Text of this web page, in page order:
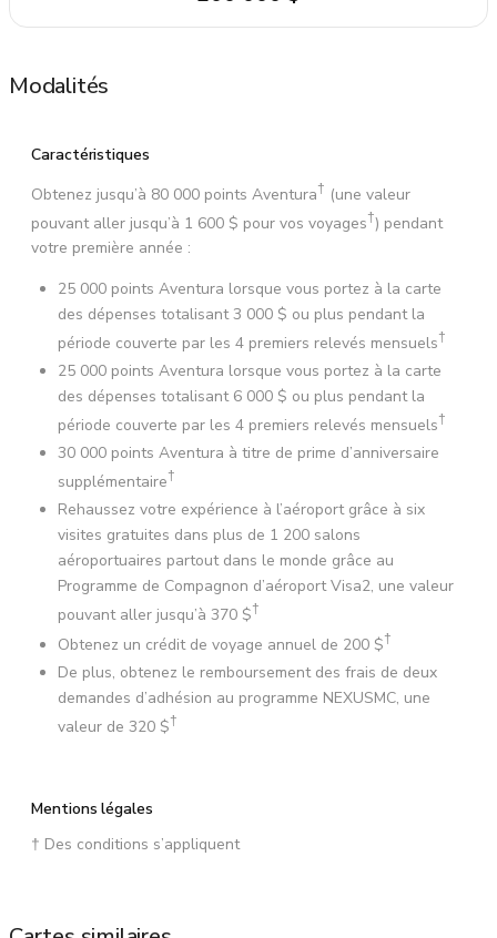
Modalités
Caractéristiques
Obtenez jusqu’à 80 000 points Aventura† (une valeur
pouvant aller jusqu’à 1 600 $ pour vos voyages†) pendant
votre première année :
25 000 points Aventura lorsque vous portez à la carte
des dépenses totalisant 3 000 $ ou plus pendant la
période couverte par les 4 premiers relevés mensuels†
25 000 points Aventura lorsque vous portez à la carte
des dépenses totalisant 6 000 $ ou plus pendant la
période couverte par les 4 premiers relevés mensuels†
30 000 points Aventura à titre de prime d’anniversaire
supplémentaire†
Rehaussez votre expérience à l’aéroport grâce à six
visites gratuites dans plus de 1 200 salons
aéroportuaires partout dans le monde grâce au
Programme de Compagnon d’aéroport Visa2, une valeur
pouvant aller jusqu’à 370 $†
Obtenez un crédit de voyage annuel de 200 $†
De plus, obtenez le remboursement des frais de deux
demandes d’adhésion au programme NEXUSMC, une
valeur de 320 $†
Mentions légales
† Des conditions s’appliquent